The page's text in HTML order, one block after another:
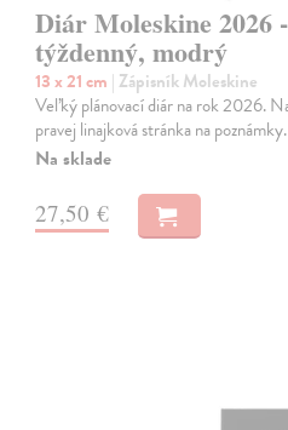
Diár Moleskine 2026
týždenný, modrý
13 x 21 cm | Zápisník Moleskine
Veľký plánovací diár na rok 2026.
pravej linajková stránka na poznámky.
Na sklade
27,50 €